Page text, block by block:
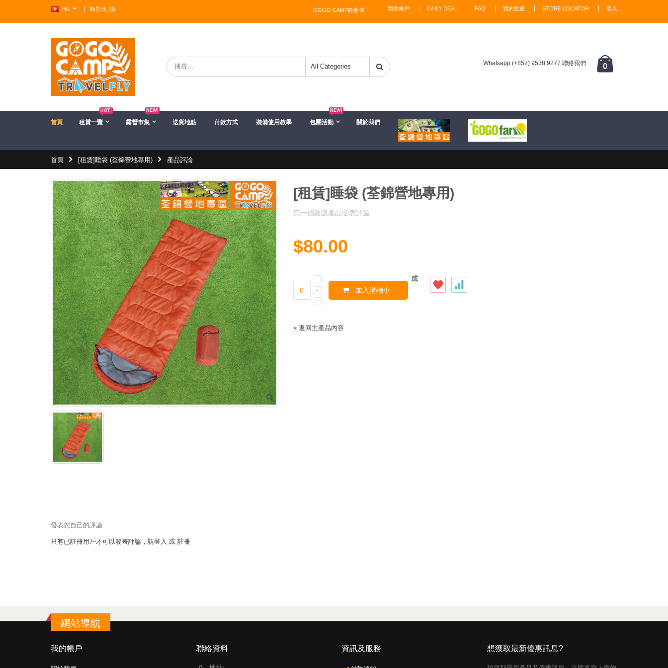
HK 對比 (0) 我的帳戶 DAILY DEAL FAQ 我的收藏 STORE LOCATOR 登入
GOGO CAMP歡迎你！
Whatsapp (+852) 9538 9277 聯絡我們 0
首頁 租賃一覽
HOT!
露營市集
NEW!
送貨地點 付款方式 裝備使用教學 包團活動
NEW!
關於我們
首頁 [租賃]睡袋 (荃錦營地專用) 產品評論
[租賃]睡袋 (荃錦營地專用)
第一個給該產品發表評論
$80.00
加入購物車
或
« 返回主產品內容
發表您自己的評論
只有已註冊用戶才可以發表評論，請登入 或 註冊
網站導航
我的帳戶 聯絡資料 資訊及服務 想獲取最新優惠訊息?